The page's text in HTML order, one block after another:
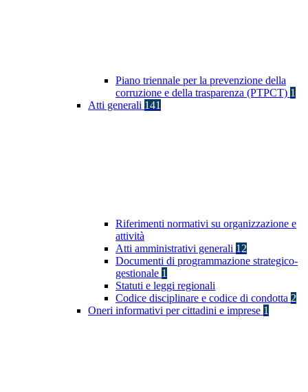
Piano triennale per la prevenzione della
corruzione e della trasparenza (PTPCT) 1
Atti generali 141
Riferimenti normativi su organizzazione e
attività
Atti amministrativi generali 12
Documenti di programmazione strategico-
gestionale 1
Statuti e leggi regionali
Codice disciplinare e codice di condotta 2
Oneri informativi per cittadini e imprese 1